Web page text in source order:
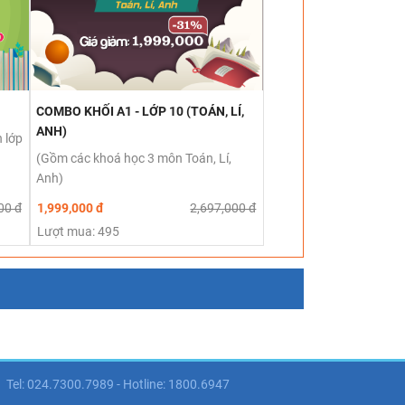
lớp
đ
COMBO KHỐI A1 - LỚP 10 (TOÁN, LÍ,
ANH)
(Gồm các khoá học 3 môn Toán, Lí,
Anh)
1,999,000 đ
2,697,000 đ
Lượt mua: 495
Tel: 024.7300.7989 - Hotline: 1800.6947